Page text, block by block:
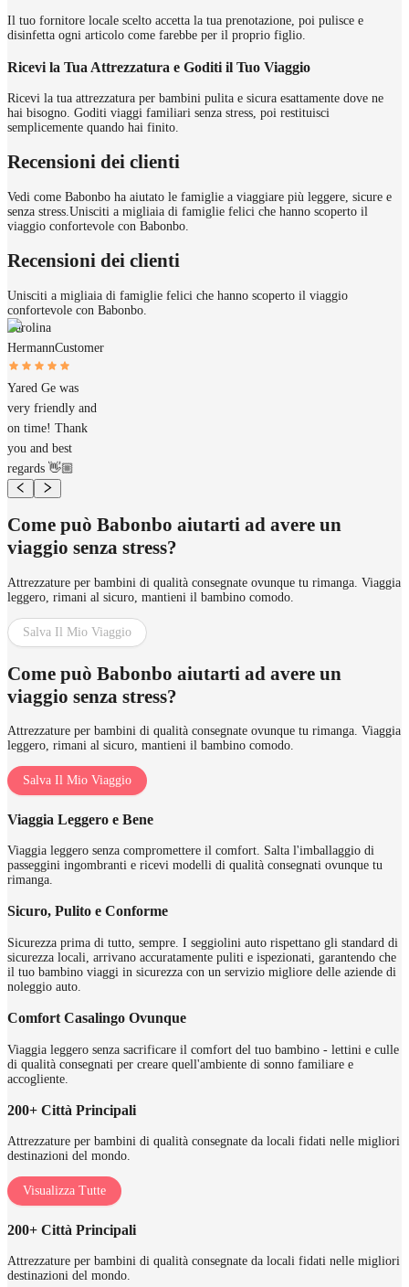
Il tuo fornitore locale scelto accetta la tua prenotazione, poi pulisce e
disinfetta ogni articolo come farebbe per il proprio figlio.
Ricevi la Tua Attrezzatura e Goditi il Tuo Viaggio
Ricevi la tua attrezzatura per bambini pulita e sicura esattamente dove ne
hai bisogno. Goditi viaggi familiari senza stress, poi restituisci
semplicemente quando hai finito.
Recensioni dei clienti
Vedi come Babonbo ha aiutato le famiglie a viaggiare più leggere, sicure e
senza stress. Unisciti a migliaia di famiglie felici che hanno scoperto il
viaggio confortevole con Babonbo.
Recensioni dei clienti
Unisciti a migliaia di famiglie felici che hanno scoperto il viaggio
confortevole con Babonbo.
Carolina
HermannCustomer
Yared Ge was
very friendly and
on time! Thank
you and best
regards 👋🏼
Come può Babonbo aiutarti ad avere un
viaggio senza stress?
Attrezzature per bambini di qualità consegnate ovunque tu rimanga. Viaggia
leggero, rimani al sicuro, mantieni il bambino comodo.
Salva Il Mio Viaggio
Come può Babonbo aiutarti ad avere un
viaggio senza stress?
Attrezzature per bambini di qualità consegnate ovunque tu rimanga. Viaggia
leggero, rimani al sicuro, mantieni il bambino comodo.
Salva Il Mio Viaggio
Viaggia Leggero e Bene
Viaggia leggero senza compromettere il comfort. Salta l'imballaggio di
passeggini ingombranti e ricevi modelli di qualità consegnati ovunque tu
rimanga.
Sicuro, Pulito e Conforme
Sicurezza prima di tutto, sempre. I seggiolini auto rispettano gli standard di
sicurezza locali, arrivano accuratamente puliti e ispezionati, garantendo che
il tuo bambino viaggi in sicurezza con un servizio migliore delle aziende di
noleggio auto.
Comfort Casalingo Ovunque
Viaggia leggero senza sacrificare il comfort del tuo bambino - lettini e culle
di qualità consegnati per creare quell'ambiente di sonno familiare e
accogliente.
200+ Città Principali
Attrezzature per bambini di qualità consegnate da locali fidati nelle migliori
destinazioni del mondo.
Visualizza Tutte
200+ Città Principali
Attrezzature per bambini di qualità consegnate da locali fidati nelle migliori
destinazioni del mondo.